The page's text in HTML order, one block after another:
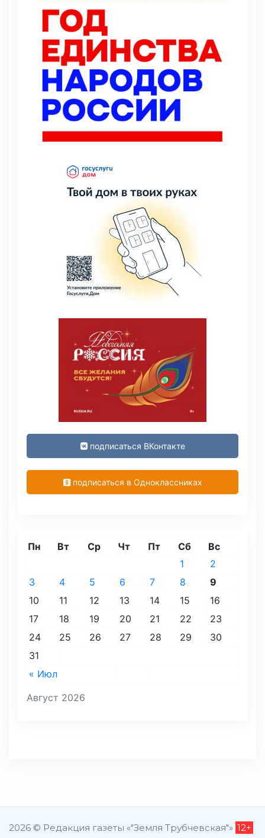
подписаться ВКонтакте
подписаться в Одноклассниках
Август 2026
Пн Вт Ср Чт Пт Сб Вс
« Июл
1
2
3
4 5 6 7 8
9
10
11 12 13 14 15
16
17
18 19 20 21 22
23
24
25 26 27 28 29
30
31
2026 © Редакция газеты «"Земля Трубчевская"» 12+